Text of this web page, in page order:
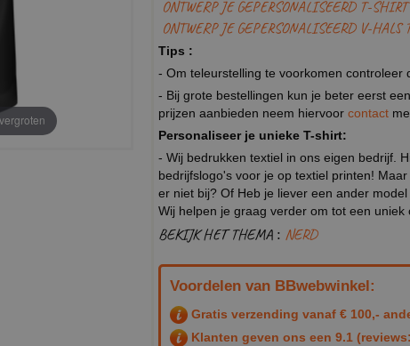
ONTWERP JE GEPERSONALISEERD T-SHIRT
ONTWERP JE GEPERSONALISEERD V-HALS
Tips :
- Om teleurstelling te voorkomen controleer
- Bij grote bestellingen kun je beter eerst
prijzen aanbieden neem hiervoor contact
Personaliseer je unieke T-shirt:
- Wij bedrukken textiel in ons eigen bedrijf.
bedrijfslogo's voor je op textiel printen!
er niet bij? Of Heb je liever een ander
Wij helpen je graag verder om tot een uniek
BEKIJK HET THEMA : NERD
Voordelen van BBwebwinkel:
Gratis verzending vanaf € 100,-
Klanten geven ons een 9.1